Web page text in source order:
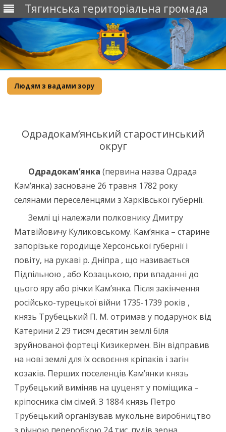
Тягинська територіальна громада
Людям з вадами зору
Одрадокам’янський старостинський
округ
Одрадокам’янка (первина назва Одрада
Кам’янка) засноване 26 травня 1782 року
селянами переселенцями з Харківської губернії.
Землі ці належали полковнику Дмитру
Матвійовичу Куликовському. Кам’янка – старине
запорізьке городище Херсонської губернії і
повіту, на рукаві р. Дніпра , що називається
Підпільною , або Козацькою, при впаданні до
цього яру або річки Кам’янка. Після закінчення
російсько-турецької війни 1735-1739 років ,
князь Трубецький П. М. отримав у подарунок від
Катерини 2 29 тисяч десятин землі біля
зруйнованої фортеці Кизикермен. Він відправив
на нові землі для їх освоєння кріпаків і загін
козаків. Перших поселенців Кам’янки князь
Трубецький виміняв на цуценят у поміщика –
кріпосника сім сімей. З 1884 князь Петро
Трубецький організував мукольне виробництво